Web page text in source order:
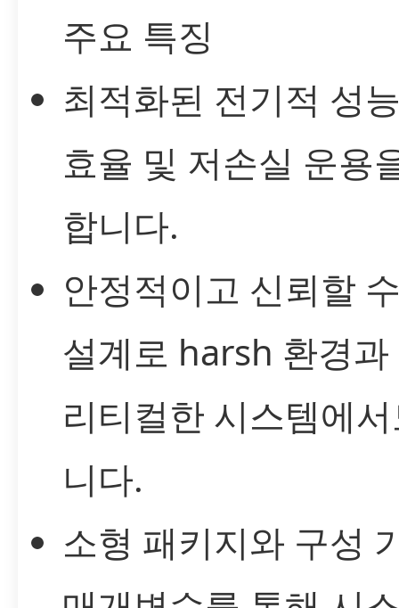
주요 특징
최적화된 전기적 성
효율 및 저손실 운용
합니다.
안정적이고 신뢰할
설계로 harsh 환경
리티컬한 시스템에
니다.
소형 패키지와 구성